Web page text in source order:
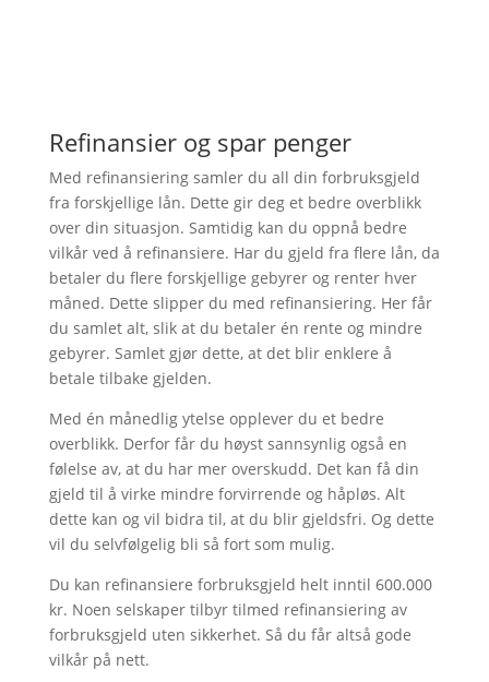
Refinansier og spar penger
Med refinansiering samler du all din forbruksgjeld
fra forskjellige lån. Dette gir deg et bedre overblikk
over din situasjon. Samtidig kan du oppnå bedre
vilkår ved å refinansiere. Har du gjeld fra flere lån, da
betaler du flere forskjellige gebyrer og renter hver
måned. Dette slipper du med refinansiering. Her får
du samlet alt, slik at du betaler én rente og mindre
gebyrer. Samlet gjør dette, at det blir enklere å
betale tilbake gjelden.
Med én månedlig ytelse opplever du et bedre
overblikk. Derfor får du høyst sannsynlig også en
følelse av, at du har mer overskudd. Det kan få din
gjeld til å virke mindre forvirrende og håpløs. Alt
dette kan og vil bidra til, at du blir gjeldsfri. Og dette
vil du selvfølgelig bli så fort som mulig.
Du kan refinansiere forbruksgjeld helt inntil 600.000
kr. Noen selskaper tilbyr tilmed refinansiering av
forbruksgjeld uten sikkerhet. Så du får altså gode
vilkår på nett.